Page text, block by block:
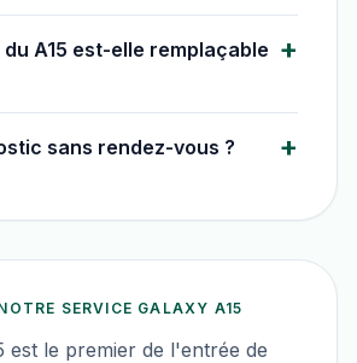
A15 est-elle remplaçable +
sans rendez-vous ? +
SERVICE GALAXY A15
est le premier de l'entrée de